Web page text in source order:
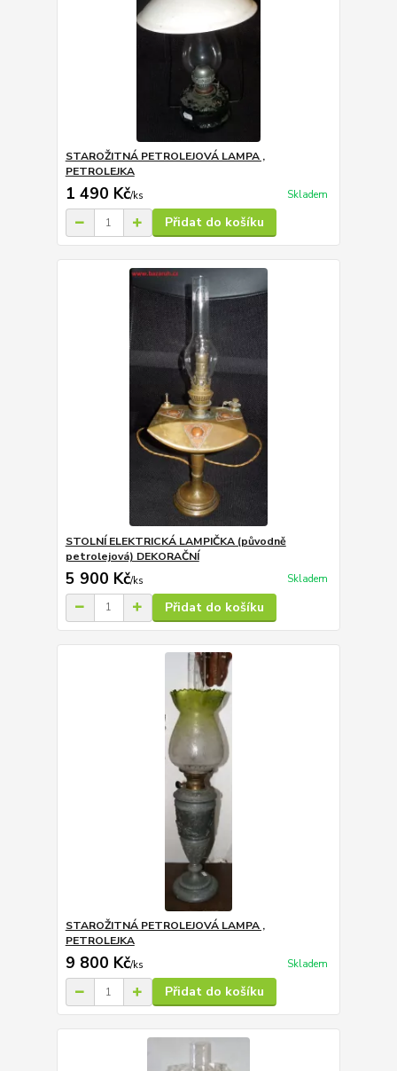
STAROŽITNÁ PETROLEJOVÁ LAMPA ,
PETROLEJKA
1 490 Kč/ks Skladem
Přidat do košíku
STOLNÍ ELEKTRICKÁ LAMPIČKA (původně
petrolejová) DEKORAČNÍ
5 900 Kč/ks Skladem
Přidat do košíku
STAROŽITNÁ PETROLEJOVÁ LAMPA ,
PETROLEJKA
9 800 Kč/ks Skladem
Přidat do košíku